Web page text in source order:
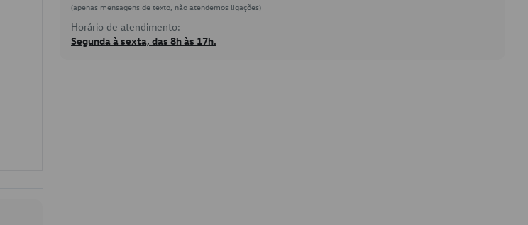
(apenas mensagens de texto, não atendemos ligações)
Horário de atendimento:
Segunda à sexta, das 8h às 17h.